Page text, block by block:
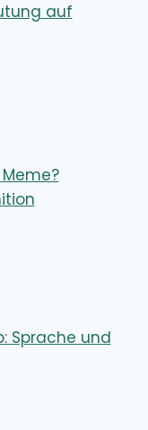
auf
Sprache und